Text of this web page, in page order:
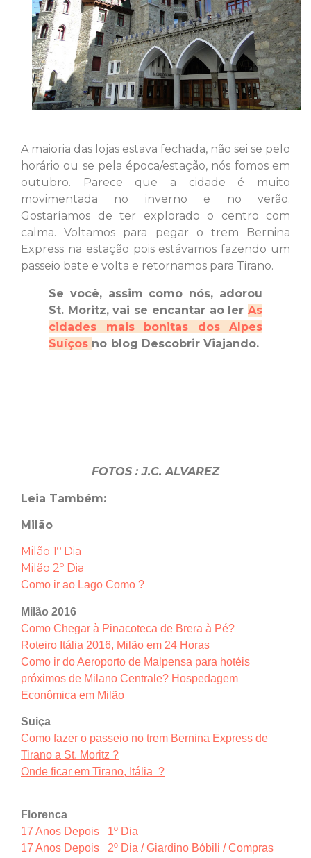
A maioria das lojas estava fechada, não sei se pelo
horário ou se pela época/estação, nós fomos em
outubro. Parece que a cidade é muito
movimentada no inverno e no verão.
Gostaríamos de ter explorado o centro com
calma. Voltamos para pegar o trem Bernina
Express na estação pois estávamos fazendo um
passeio bate e volta e retornamos para Tirano.
Se você, assim como nós, adorou
St. Moritz, vai se encantar ao ler As
cidades mais bonitas dos Alpes
Suíços no blog Descobrir Viajando.
FOTOS : J.C. ALVAREZ
Leia Também:
Milão
Milão 1º Dia
Milão 2º Dia
Como ir ao Lago Como ?
Milão 2016
Como Chegar à Pinacoteca de Brera à Pé?
Roteiro Itália 2016, Milão em 24 Horas
Como ir do Aeroporto de Malpensa para hotéis
próximos de Milano Centrale? Hospedagem
Econômica em Milão
Suiça
Como fazer o passeio no trem Bernina Express de
Tirano a St. Moritz ?
Onde ficar em Tirano, Itália ?
Florenca
17 Anos Depois 1º Dia
17 Anos Depois 2º Dia / Giardino Bóbili / Compras